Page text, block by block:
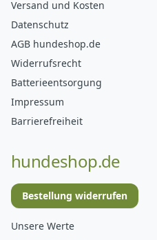
Versand und Kosten
Datenschutz
AGB hundeshop.de
Widerrufsrecht
Batterieentsorgung
Impressum
Barrierefreiheit
hundeshop.de
Bestellung widerrufen
Unsere Werte